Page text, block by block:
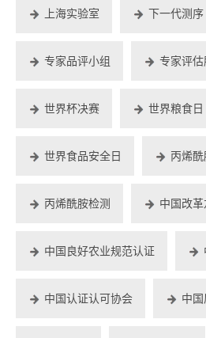
上海实验室 下一代测序
专家品评小组 专家评估
世界杯决赛 世界粮食日
世界食品安全日 丙烯酰
丙烯酰胺检测 中国改
中国良好农业规范认证
中国认证认可协会 中